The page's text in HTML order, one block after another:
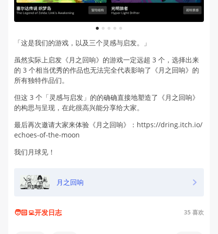
1 2 3 4 5
「这是我们的游戏，以及三个灵感与启发。」
虽然实际上启发《月之回响》的游戏一定远超 3 个，选择出来
的 3 个相当优秀的作品也无法完全代表影响了《月之回响》的
所有独特作品们。
但这 3 个「灵感与启发」的的确确直接地塑造了《月之回响》
的构思与呈现，在此很高兴能分享给大家。
最后再次邀请大家来体验《月之回响》：https://dring.itch.io/
echoes-of-the-moon
我们月球见！
月之回响
🧑🏻‍💻开发日志 35 喜欢